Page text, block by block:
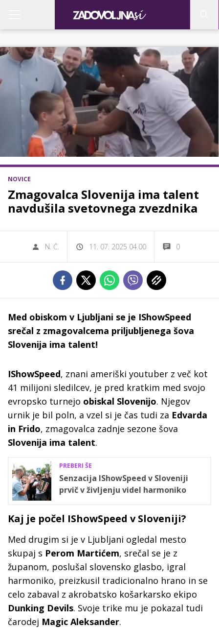
NOVICE
Zmagovalca Slovenija ima talent
navdušila svetovnega zvezdnika
N. Č. 11. 07. 2025 04.00 0
Med obiskom v Ljubljani se je IShowSpeed
srečal z zmagovalcema priljubljenega šova
Slovenija ima talent!
IShowSpeed, znani ameriški youtuber z več kot
41 milijoni sledilcev, je pred kratkim med svojo
evropsko turnejo obiskal Slovenijo. Njegov
urnik je bil poln, a vzel si je čas tudi za Edvarda
in Frido, zmagovalca zadnje sezone šova
Slovenija ima talent.
PREBERI ŠE
Senzacija IShowSpeed v Sloveniji
prvič v življenju videl harmoniko
Kaj je počel IShowSpeed v Sloveniji?
Med drugim si je v Ljubljani ogledal mesto
skupaj s Perom Martićem, srečal se je z
županom, poslušal slovensko glasbo, igral
harmoniko, preizkusil tradicionalno hrano in se
celo zabaval z akrobatsko košarkarsko ekipo
Dunking Devils. Svoje trike mu je pokazal tudi
čarodej Magic Aleksander.